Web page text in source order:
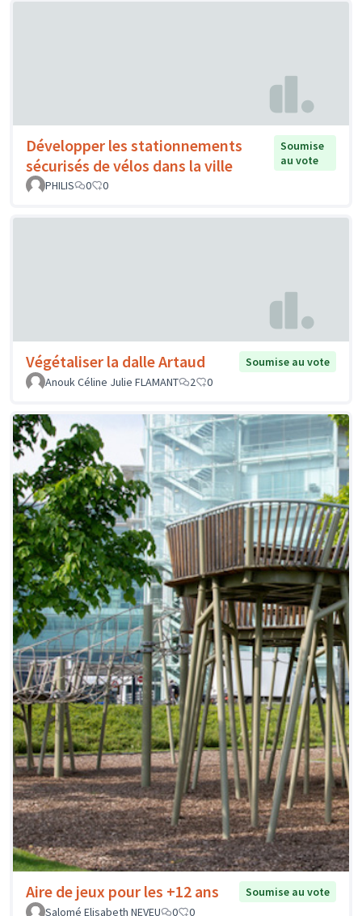
Développer les stationnements
sécurisés de vélos dans la ville
Soumise
au vote
PHILIS
0 0
Végétaliser la dalle Artaud
Soumise au vote
Anouk Céline Julie FLAMANT
2 0
Aire de jeux pour les +12 ans
Soumise au vote
Salomé Elisabeth NEVEU
0 0